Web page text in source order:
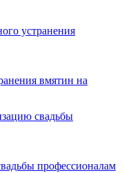
вмятин на
профессионалам